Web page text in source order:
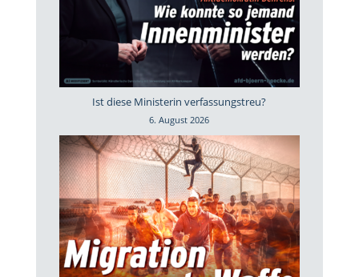
Ist diese Ministerin verfassungstreu?
6. August 2026